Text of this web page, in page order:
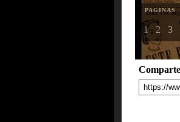
PAGINAS
1 2 3